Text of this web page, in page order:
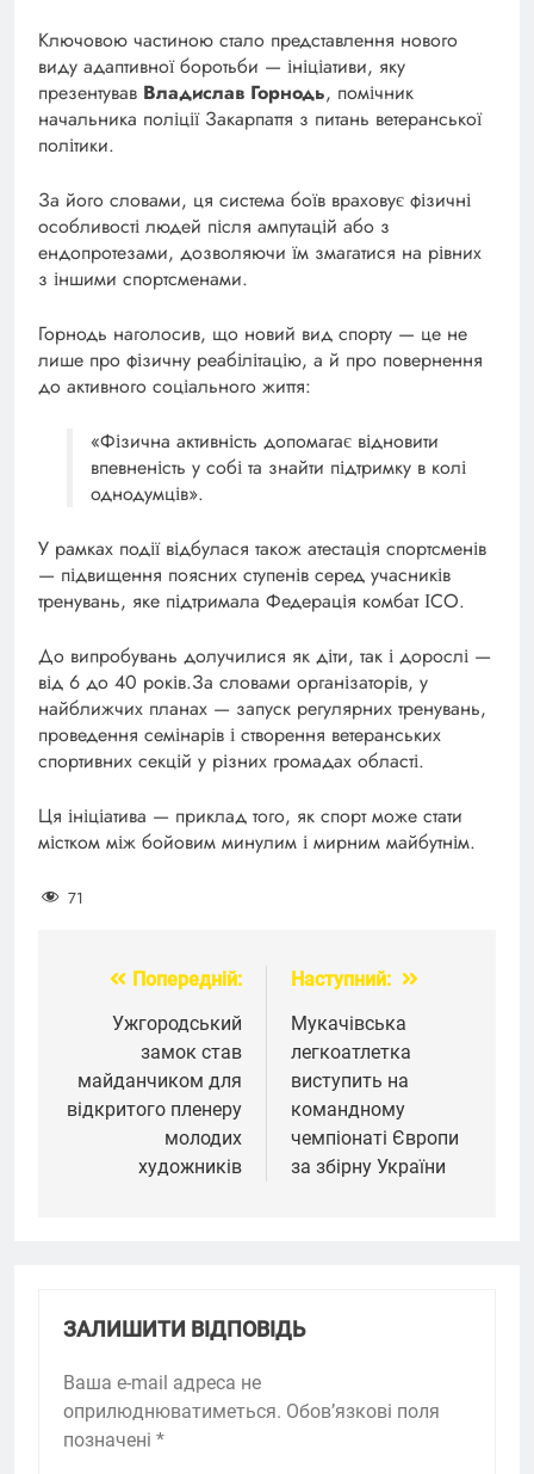
Ключовою частиною стало представлення нового
виду адаптивної боротьби — ініціативи, яку
презентував Владислав Горнодь, помічник
начальника поліції Закарпаття з питань ветеранської
політики.
За його словами, ця система боїв враховує фізичні
особливості людей після ампутацій або з
ендопротезами, дозволяючи їм змагатися на рівних
з іншими спортсменами.
Горнодь наголосив, що новий вид спорту — це не
лише про фізичну реабілітацію, а й про повернення
до активного соціального життя:
«Фізична активність допомагає відновити
впевненість у собі та знайти підтримку в колі
однодумців».
У рамках події відбулася також атестація спортсменів
— підвищення поясних ступенів серед учасників
тренувань, яке підтримала Федерація комбат ІСО.
До випробувань долучилися як діти, так і дорослі —
від 6 до 40 років.За словами організаторів, у
найближчих планах — запуск регулярних тренувань,
проведення семінарів і створення ветеранських
спортивних секцій у різних громадах області.
Ця ініціатива — приклад того, як спорт може стати
містком між бойовим минулим і мирним майбутнім.
71
Навігація
записів
Попередній:
Ужгородський
замок став
майданчиком для
відкритого пленеру
молодих
художників
Наступний:
Мукачівська
легкоатлетка
виступить на
командному
чемпіонаті Європи
за збірну України
ЗАЛИШИТИ ВІДПОВІДЬ
Ваша e-mail адреса не
оприлюднюватиметься. Обов’язкові поля
позначені *